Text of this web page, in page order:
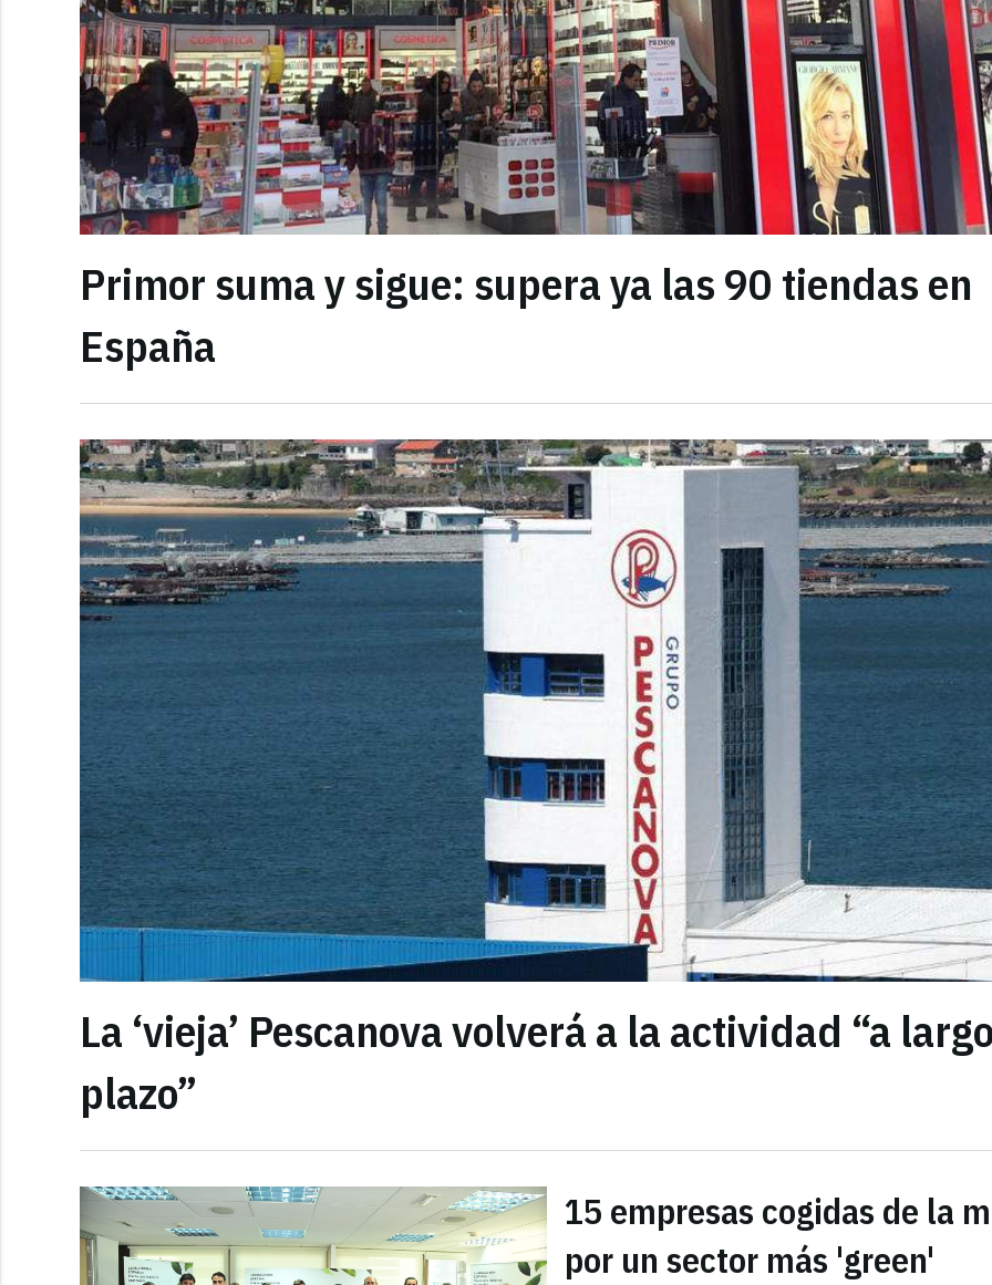
Primor suma y sigue: supera ya las 90 tiendas en
España
La ‘vieja’ Pescanova volverá a la actividad “a
plazo”
15 empresas cogidas de la
por un sector más 'green'